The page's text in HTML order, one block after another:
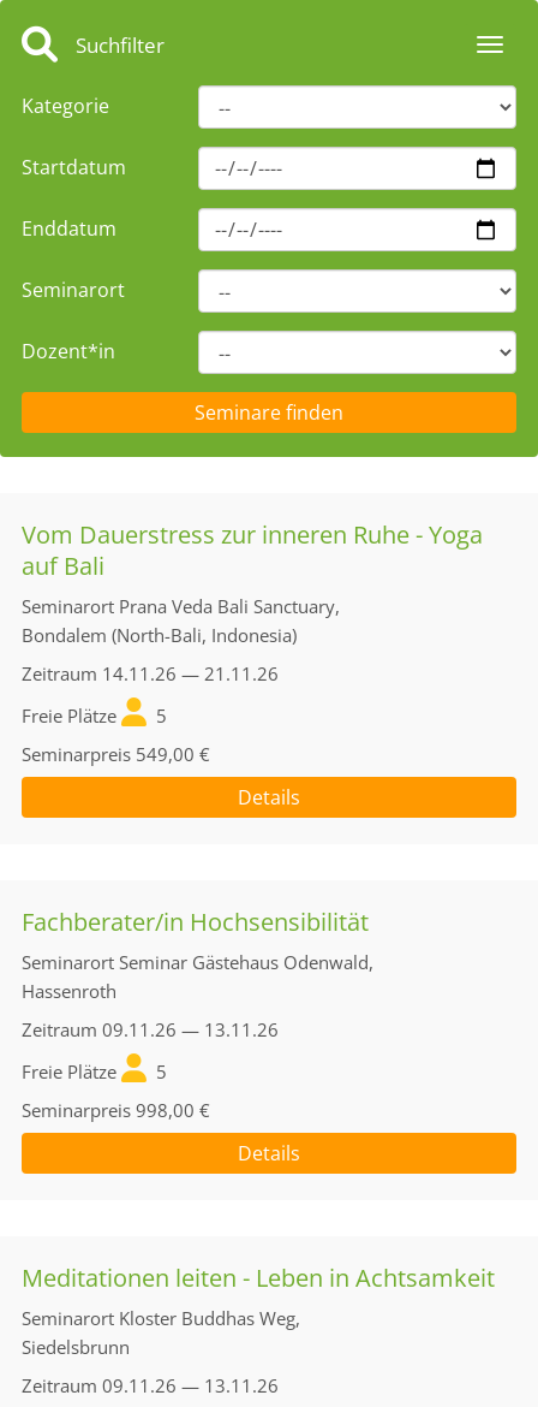
Suchfilter
Kategorie
Startdatum
Enddatum
Seminarort
Dozent*in
Vom Dauerstress zur inneren Ruhe - Yoga
auf Bali
Seminarort Prana Veda Bali Sanctuary,
Bondalem (North-Bali, Indonesia)
Zeitraum 14.11.26 — 21.11.26
Freie Plätze
5
Seminarpreis 549,00 €
Details
Fachberater/in Hochsensibilität
Seminarort Seminar Gästehaus Odenwald,
Hassenroth
Zeitraum 09.11.26 — 13.11.26
Freie Plätze
5
Seminarpreis 998,00 €
Details
Meditationen leiten - Leben in Achtsamkeit
Seminarort Kloster Buddhas Weg,
Siedelsbrunn
Zeitraum 09.11.26 — 13.11.26